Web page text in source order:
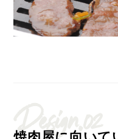
Design.02